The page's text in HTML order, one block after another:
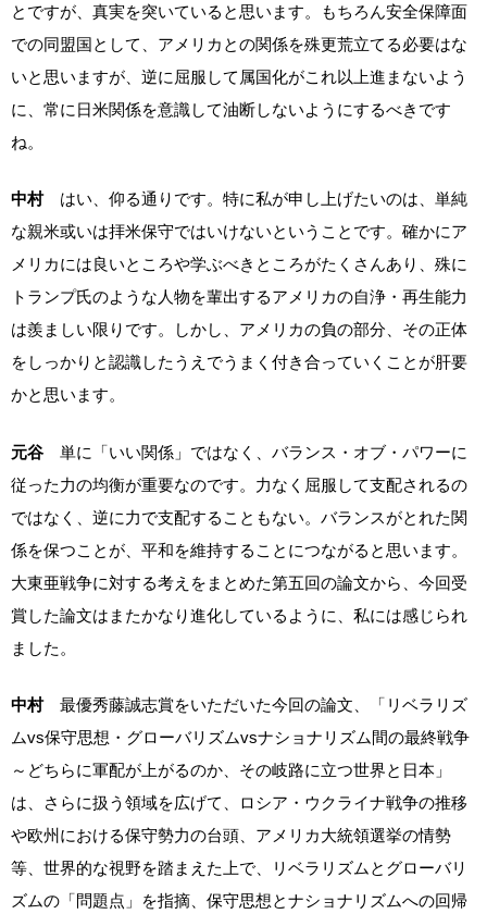
とですが、真実を突いていると思います。もちろん安全保障面
での同盟国として、アメリカとの関係を殊更荒立てる必要はな
いと思いますが、逆に屈服して属国化がこれ以上進まないよう
に、常に日米関係を意識して油断しないようにするべきです
ね。
中村 はい、仰る通りです。特に私が申し上げたいのは、単純
な親米或いは拝米保守ではいけないということです。確かにア
メリカには良いところや学ぶべきところがたくさんあり、殊に
トランプ氏のような人物を輩出するアメリカの自浄・再生能力
は羨ましい限りです。しかし、アメリカの負の部分、その正体
をしっかりと認識したうえでうまく付き合っていくことが肝要
かと思います。
元谷 単に「いい関係」ではなく、バランス・オブ・パワーに
従った力の均衡が重要なのです。力なく屈服して支配されるの
ではなく、逆に力で支配することもない。バランスがとれた関
係を保つことが、平和を維持することにつながると思います。
大東亜戦争に対する考えをまとめた第五回の論文から、今回受
賞した論文はまたかなり進化しているように、私には感じられ
ました。
中村 最優秀藤誠志賞をいただいた今回の論文、「リベラリズ
ムvs保守思想・グローバリズムvsナショナリズム間の最終戦争
～どちらに軍配が上がるのか、その岐路に立つ世界と日本」
は、さらに扱う領域を広げて、ロシア・ウクライナ戦争の推移
や欧州における保守勢力の台頭、アメリカ大統領選挙の情勢
等、世界的な視野を踏まえた上で、リベラリズムとグローバリ
ズムの「問題点」を指摘、保守思想とナショナリズムへの回帰